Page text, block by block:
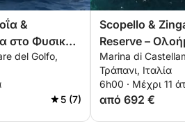
&
στο Φυσικό
del Golfo,
5 (7)
Scopello &
Reserve –
Marina di
Τράπανι, Ιταλία
6h00 · Μέχρι 11
από 692 €